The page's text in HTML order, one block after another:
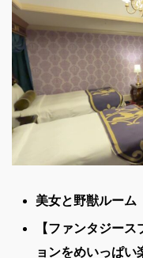
美女と野獣ルーム
【ファンタジー
ョンをめいっぱい